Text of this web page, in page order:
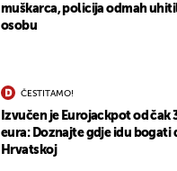
muškarca, policija odmah
osobu
ČESTITAMO!
Izvučen je Eurojackpot od čak
eura: Doznajte gdje idu bogati
Hrvatskoj